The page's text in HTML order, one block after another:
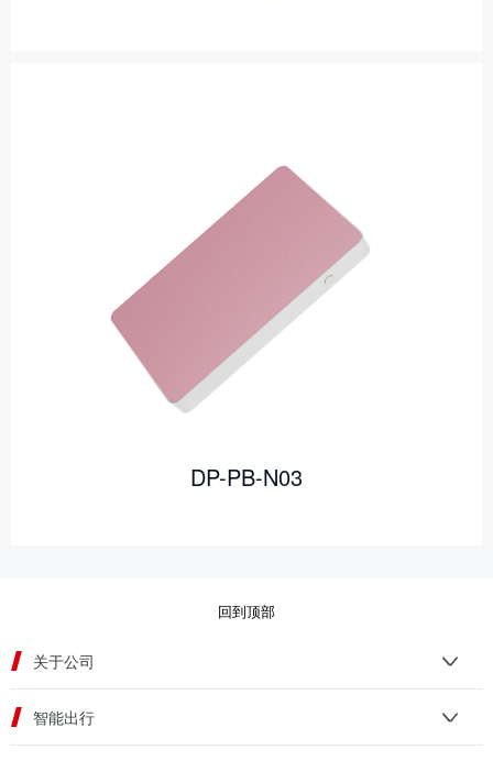
DP-PB-N03
回到顶部
关于公司
智能出行